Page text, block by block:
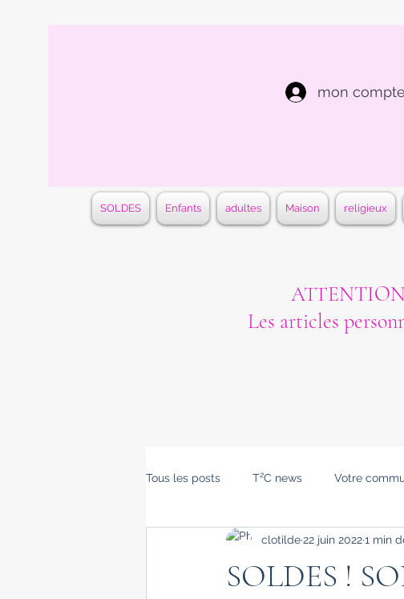
mon compte
SOLDES Enfants adultes Maison religieux
ATTENTION
Les articles
Tous les posts T²C news Votre
SOLDES !
clotilde22 juin 20221 min